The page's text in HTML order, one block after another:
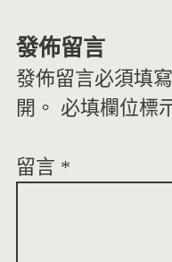
發佈留言
發佈留言必須填
開。 必填欄位標
留言 *